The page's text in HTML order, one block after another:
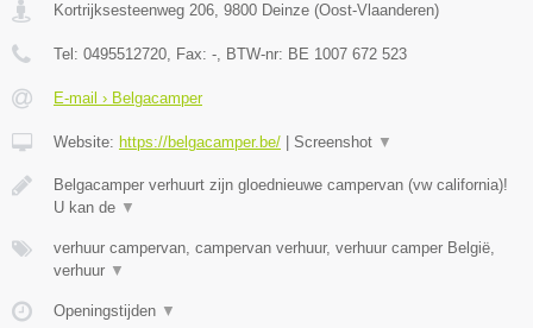
Kortrijksesteenweg 206, 9800 Deinze (Oost-Vlaanderen)
Tel: 0495512720, Fax: -, BTW-nr: BE 1007 672 523
E-mail › Belgacamper
Website: https://belgacamper.be/ Screenshot ▼
Belgacamper verhuurt zijn gloednieuwe campervan (vw california)!
U kan de ▼
verhuur campervan, campervan verhuur, verhuur camper België,
verhuur ▼
Openingstijden ▼